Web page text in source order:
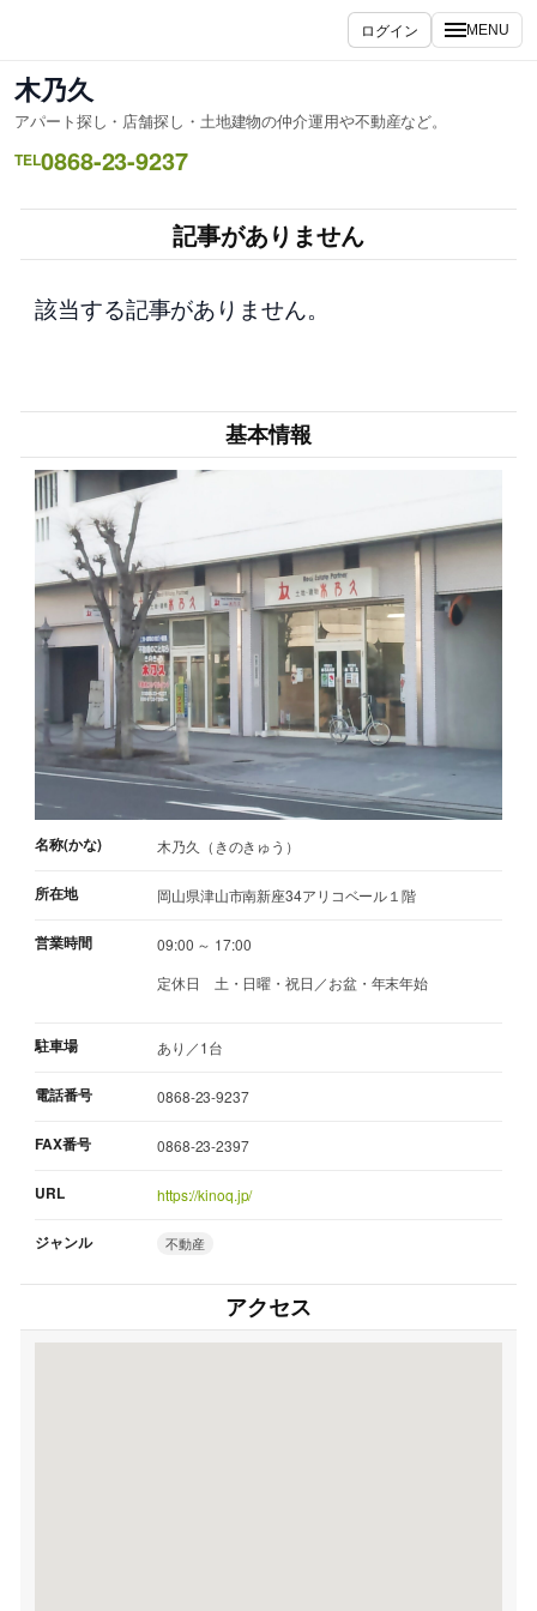
ス
キ
ッ
ログイン MENU
木乃久
アパート探し・店舗探し・土地建物の仲介運用や不動産など。
TEL0868-23-9237
記事がありません
該当する記事がありません。
基本情報
名称(かな) 木乃久（きのきゅう）
所在地 岡山県津山市南新座34アリコベール１階
営業時間
09:00 ～ 17:00
定休日
土・日曜・祝日／お盆・年末年始
駐車場 あり／1台
電話番号 0868-23-9237
FAX番号 0868-23-2397
URL https://kinoq.jp/
ジャンル 不動産
アクセス